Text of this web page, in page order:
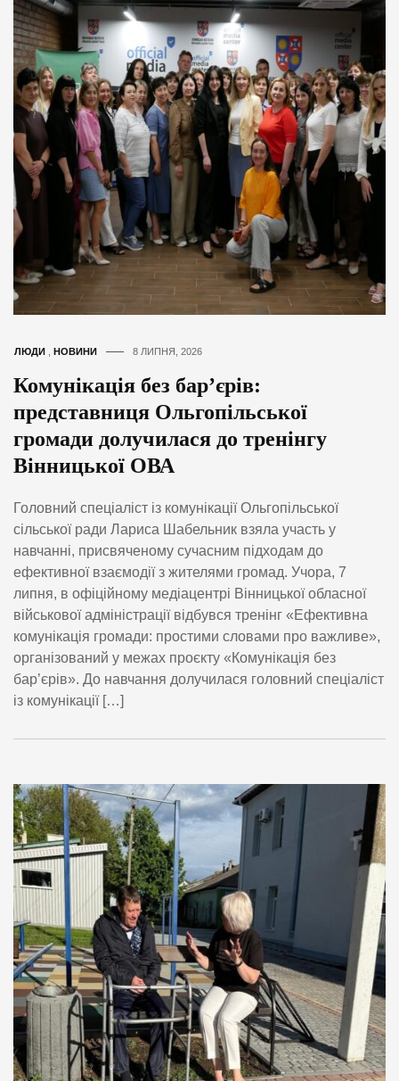
ЛЮДИ НОВИНИ 8 ЛИПНЯ, 2026
Комунікація без бар’єрів:
представниця Ольгопільської
громади долучилася до тренінгу
Вінницької ОВА
Головний спеціаліст із комунікації Ольгопільської
сільської ради Лариса Шабельник взяла участь у
навчанні, присвяченому сучасним підходам до
ефективної взаємодії з жителями громад. Учора, 7
липня, в офіційному медіацентрі Вінницької обласної
військової адміністрації відбувся тренінг «Ефективна
комунікація громади: простими словами про важливе»,
організований у межах проєкту «Комунікація без
бар’єрів». До навчання долучилася головний спеціаліст
із комунікації […]